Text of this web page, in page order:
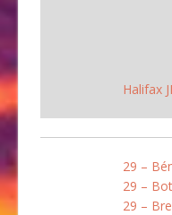
Halifax
29 –
29 –
29 –